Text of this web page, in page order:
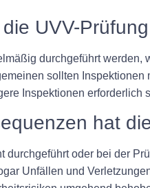
UVV-
durchgeführt
sollten
Inspektionen erforderlich
hat
durchgeführt oder bei der
Unfällen und